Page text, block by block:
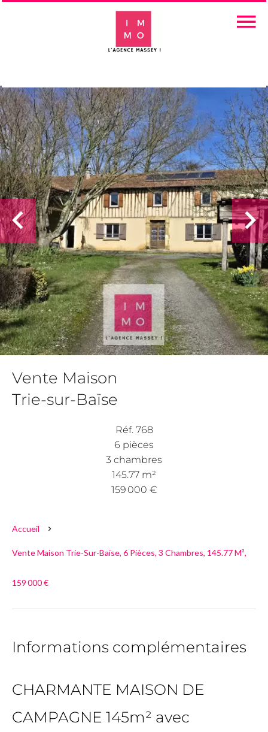
Vente Maison
Trie-sur-Baïse
Réf. 768
6 pièces
3 chambres
145.77 m²
159 000 €
Accueil
Vente Maison Trie-Sur-Baïse, 6 Pièces, 3 Chambres, 145.77 M²,
159 000 €
Informations complémentaires
CHARMANTE MAISON DE
CAMPAGNE 145m² avec